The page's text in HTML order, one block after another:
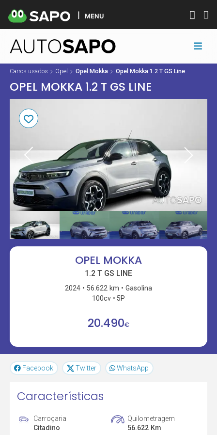
MENU
Carros usados Opel Opel Mokka Opel Mokka 1.2 T GS Line
OPEL MOKKA 1.2 T GS LINE
OPEL MOKKA
1.2 T GS LINE
2024 56.622 km
Gasolina
100cv
5P
20.490€
Facebook Twitter WhatsApp
Características
Carroçaria
Citadino
Quilometragem
56.622 Km